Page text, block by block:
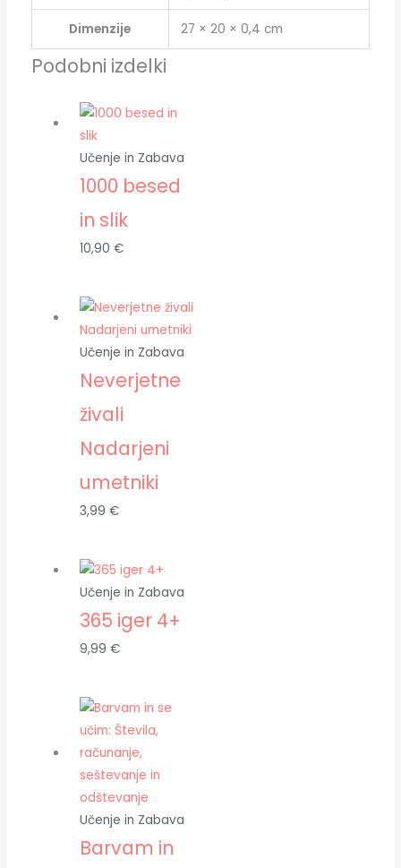
Dimenzije 27 × 20 × 0,4 cm
Podobni izdelki
Učenje in Zabava
1000 besed
in slik
10,90€
Učenje in Zabava
Neverjetne
živali
Nadarjeni
umetniki
3,99€
Učenje in Zabava
365 iger 4+
9,99€
Učenje in Zabava
Barvam in